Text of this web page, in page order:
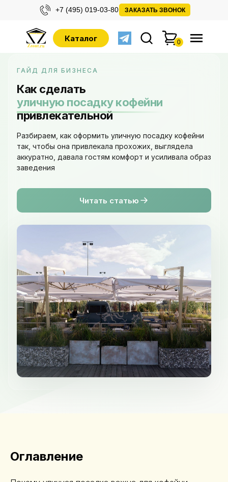
+7 (495) 019-03-80 ЗАКАЗАТЬ ЗВОНОК
0
Каталог
ГАЙД ДЛЯ БИЗНЕСА
Как сделать
уличную посадку кофейни
привлекательной
Разбираем, как оформить уличную посадку кофейни
так, чтобы она привлекала прохожих, выглядела
аккуратно, давала гостям комфорт и усиливала образ
заведения
Читать статью
Оглавление